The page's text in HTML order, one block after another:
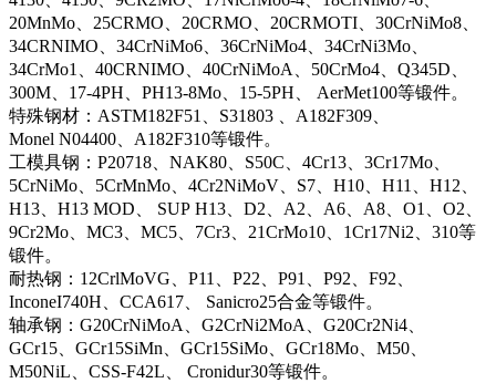
20MnMo、25CRMO、20CRMO、20CRMOTI、30CrNiMo8、
34CRNIMO、34CrNiMo6、36CrNiMo4、34CrNi3Mo、
34CrMo1、40CRNIMO、40CrNiMoA、50CrMo4、Q345D、
300M、17-4PH、PH13-8Mo、15-5PH、 AerMet100等锻件。
特殊钢材：ASTM182F51、S31803 、A182F309、
Monel N04400、A182F310等锻件。
工模具钢：P20718、NAK80、S50C、4Cr13、3Cr17Mo、
5CrNiMo、5CrMnMo、4Cr2NiMoV、S7、H10、H11、H12、
H13、H13 MOD、 SUP H13、D2、A2、A6、A8、O1、O2、
9Cr2Mo、MC3、MC5、7Cr3、21CrMo10、1Cr17Ni2、310等
锻件。
耐热钢：12CrlMoVG、P11、P22、P91、P92、F92、
InconeI740H、CCA617、 Sanicro25合金等锻件。
轴承钢：G20CrNiMoA、G2CrNi2MoA、G20Cr2Ni4、
GCr15、GCr15SiMn、GCr15SiMo、GCr18Mo、M50、
M50NiL、CSS-F42L、 Cronidur30等锻件。